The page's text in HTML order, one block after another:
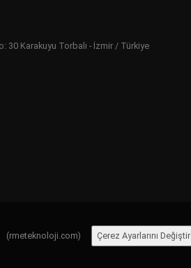
30 Karakuyu Torbalı - İzmir / Türkiye
(rmeteknoloji.com) Çerez Ayarlarını Değiştir